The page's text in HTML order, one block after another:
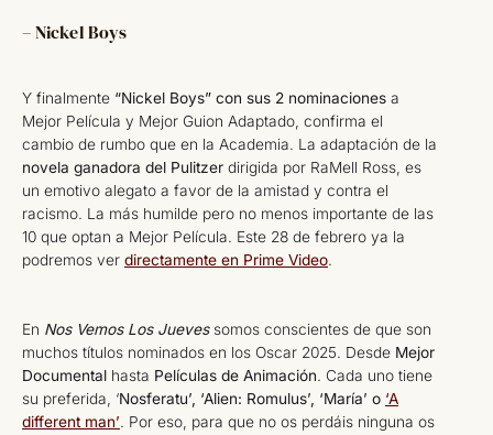
– Nickel Boys
Y finalmente “Nickel Boys” con sus 2 nominaciones a
Mejor Película y Mejor Guion Adaptado, confirma el
cambio de rumbo que en la Academia. La adaptación de la
novela ganadora del Pulitzer dirigida por RaMell Ross, es
un emotivo alegato a favor de la amistad y contra el
racismo. La más humilde pero no menos importante de las
10 que optan a Mejor Película. Este 28 de febrero ya la
podremos ver directamente en Prime Video.
En Nos Vemos Los Jueves somos conscientes de que son
muchos títulos nominados en los Oscar 2025. Desde Mejor
Documental hasta Películas de Animación. Cada uno tiene
su preferida, ‘Nosferatu’, ‘Alien: Romulus’, ‘María’ o ‘A
different man’. Por eso, para que no os perdáis ninguna os